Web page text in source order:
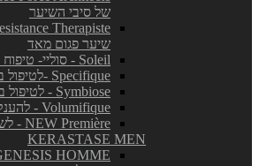
של סיבי השיער
שיער פגום מאד
Soleil - סוליי- טיפוח לאחר חשיפה לשמש
Specifique -לטיפול בבעיות קרקפת
Symbiose - לטיפול בקשקשים
Volumifique - להענקת נפח
NEW Première - לשיקום שיער פגום
KERASTASE MEN